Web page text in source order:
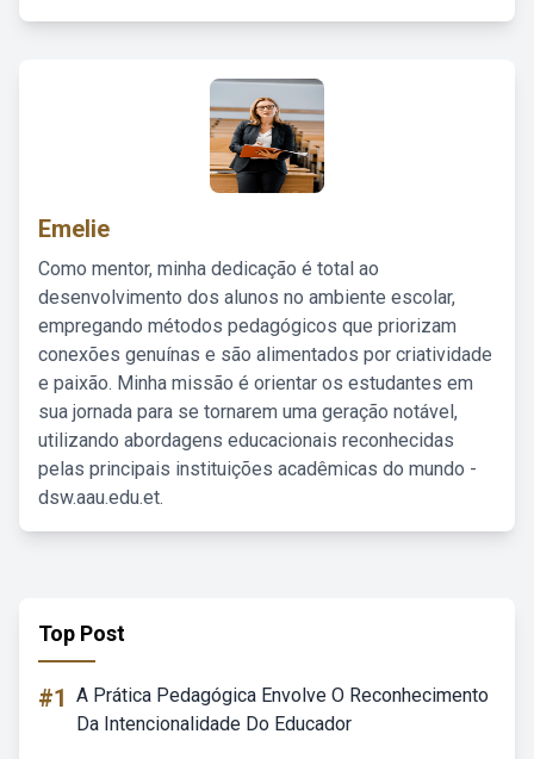
Emelie
Como mentor, minha dedicação é total ao
desenvolvimento dos alunos no ambiente escolar,
empregando métodos pedagógicos que priorizam
conexões genuínas e são alimentados por criatividade
e paixão. Minha missão é orientar os estudantes em
sua jornada para se tornarem uma geração notável,
utilizando abordagens educacionais reconhecidas
pelas principais instituições acadêmicas do mundo -
dsw.aau.edu.et.
Top Post
#1 A Prática Pedagógica Envolve O Reconhecimento
Da Intencionalidade Do Educador